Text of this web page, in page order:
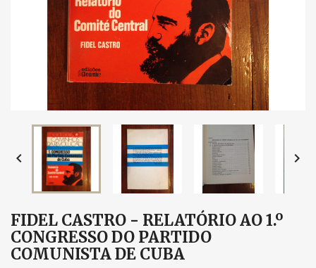
 
FIDEL CASTRO - RELATÓRIO AO 1.º
CONGRESSO DO PARTIDO
COMUNISTA DE CUBA